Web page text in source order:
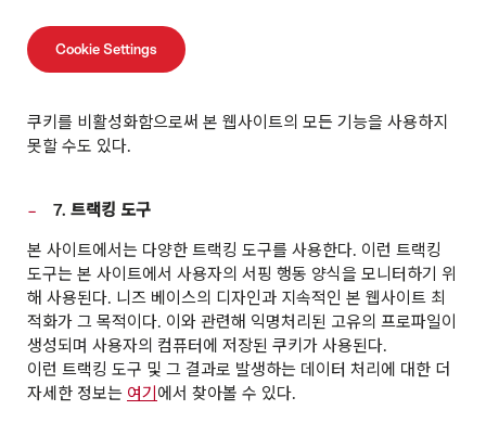
Cookie Settings
쿠키를 비활성화함으로써 본 웹사이트의 모든 기능을 사용하지
못할 수도 있다.
7. 트랙킹 도구
본 사이트에서는 다양한 트랙킹 도구를 사용한다. 이런 트랙킹
도구는 본 사이트에서 사용자의 서핑 행동 양식을 모니터하기 위
해 사용된다. 니즈 베이스의 디자인과 지속적인 본 웹사이트 최
적화가 그 목적이다. 이와 관련해 익명처리된 고유의 프로파일이
생성되며 사용자의 컴퓨터에 저장된 쿠키가 사용된다.
이런 트랙킹 도구 및 그 결과로 발생하는 데이터 처리에 대한 더
자세한 정보는 여기 에서 찾아볼 수 있다.